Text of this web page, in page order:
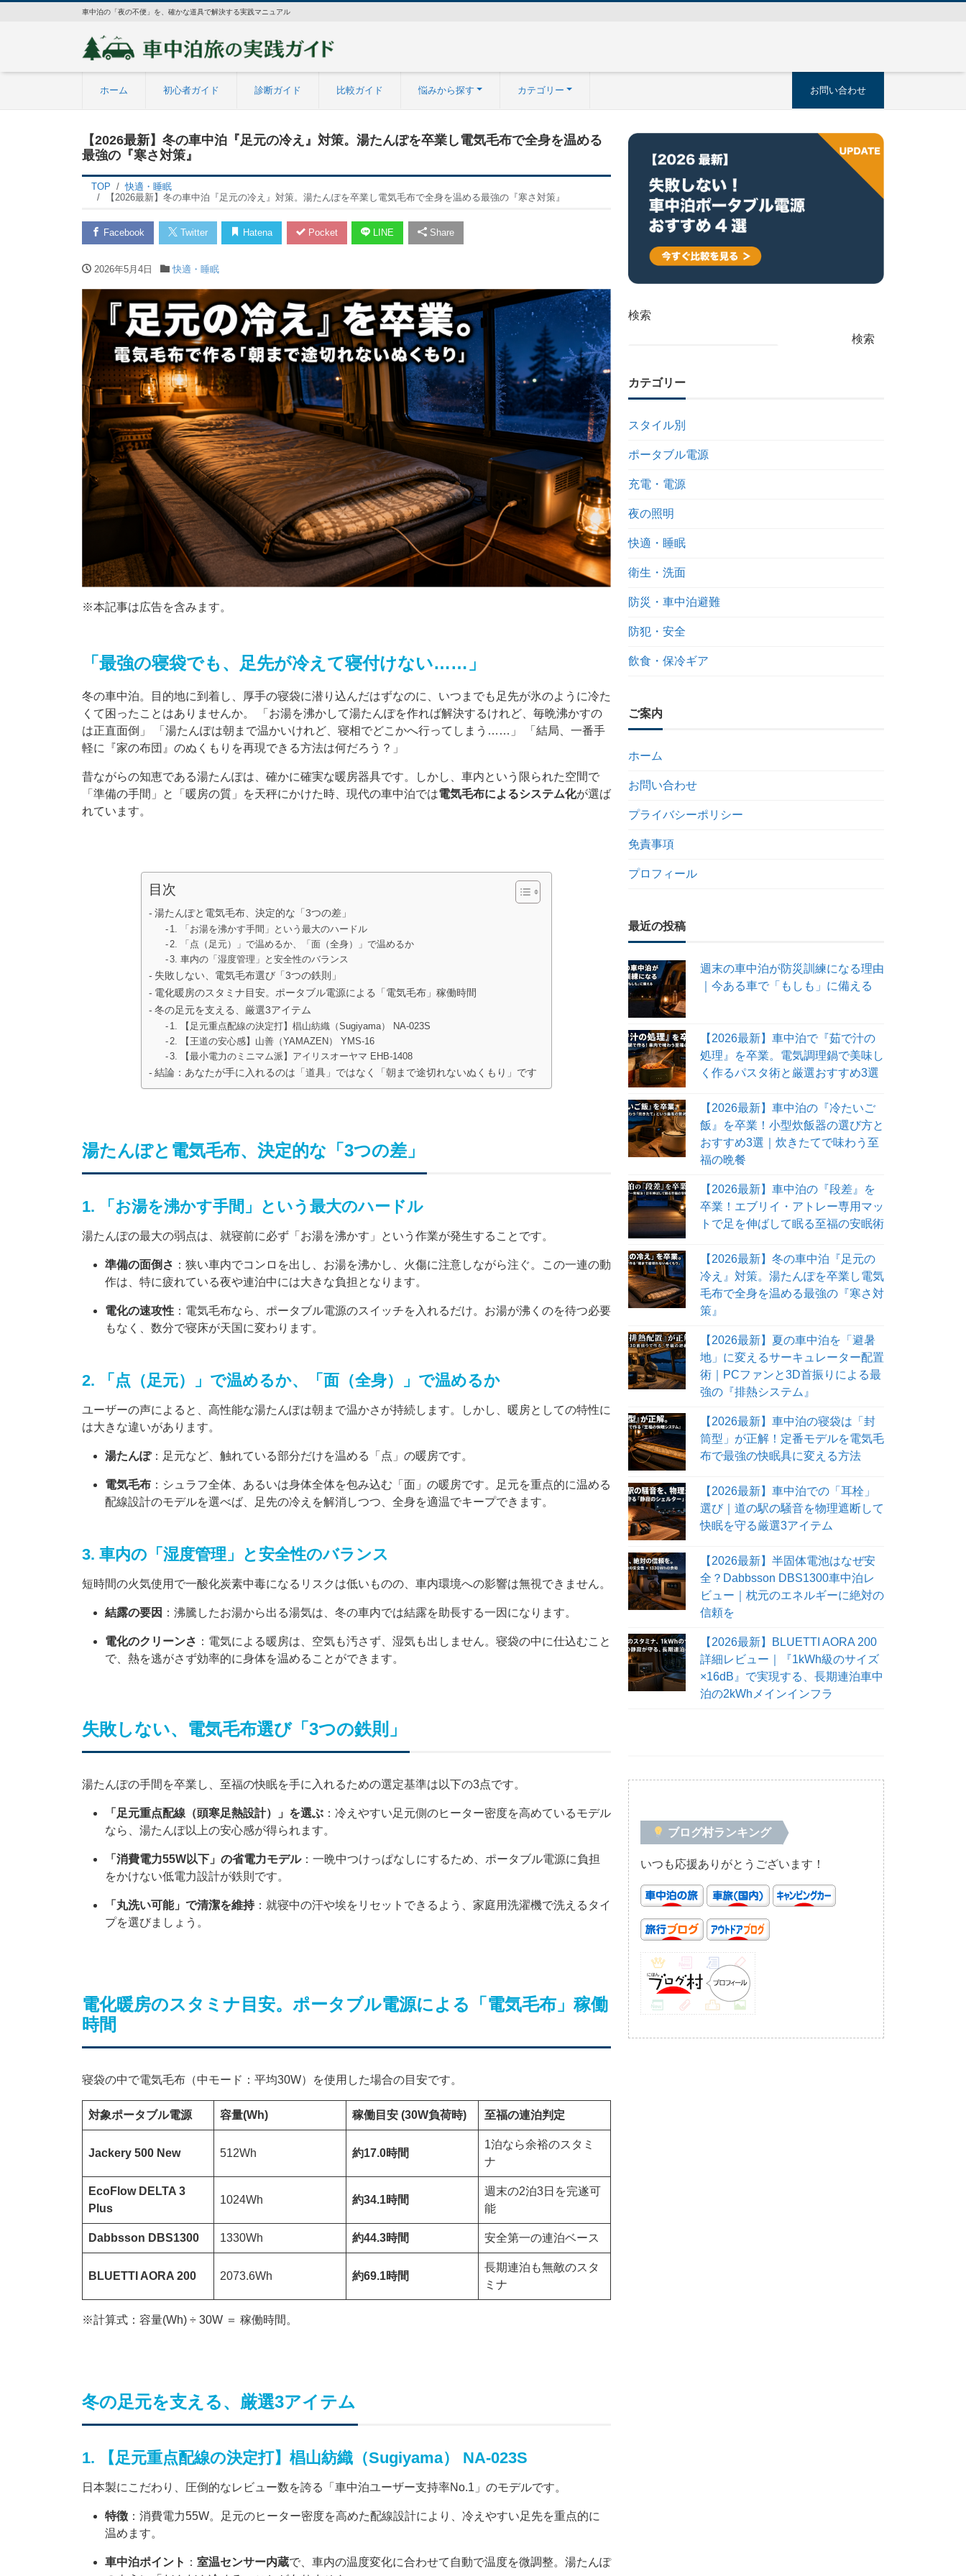
車中泊の「夜の不便」を、確かな道具で解決する実践マニュアル
ホーム 初心者ガイド 診断ガイド 比較ガイド 悩みから探す カテゴリー お問い合わせ
【2026最新】冬の車中泊『足元の冷え』対策。湯たんぽを卒業し電気毛布で全身を温める
最強の『寒さ対策』
TOP
快適・睡眠
【2026最新】冬の車中泊『足元の冷え』対策。湯たんぽを卒業し電気毛布で全身を温める最強の『寒さ対策』
Facebook Twitter Hatena Pocket LINE Share
2026年5月4日 快適・睡眠
※本記事は広告を含みます。
「最強の寝袋でも、足先が冷えて寝付けない……」
冬の車中泊。目的地に到着し、厚手の寝袋に潜り込んだはずなのに、いつまでも足先が氷のように冷た
くて困ったことはありませんか。 「お湯を沸かして湯たんぽを作れば解決するけれど、毎晩沸かすの
は正直面倒」 「湯たんぽは朝まで温かいけれど、寝相でどこかへ行ってしまう……」 「結局、一番手
軽に『家の布団』のぬくもりを再現できる方法は何だろう？」
昔ながらの知恵である湯たんぽは、確かに確実な暖房器具です。しかし、車内という限られた空間で
「準備の手間」と「暖房の質」を天秤にかけた時、現代の車中泊では電気毛布によるシステム化が選ば
れています。
目次
湯たんぽと電気毛布、決定的な「3つの差」
1. 「お湯を沸かす手間」という最大のハードル
2. 「点（足元）」で温めるか、「面（全身）」で温めるか
3. 車内の「湿度管理」と安全性のバランス
失敗しない、電気毛布選び「3つの鉄則」
電化暖房のスタミナ目安。ポータブル電源による「電気毛布」稼働時間
冬の足元を支える、厳選3アイテム
1. 【足元重点配線の決定打】椙山紡織（Sugiyama） NA-023S
2. 【王道の安心感】山善（YAMAZEN） YMS-16
3. 【最小電力のミニマム派】アイリスオーヤマ EHB-1408
結論：あなたが手に入れるのは「道具」ではなく「朝まで途切れないぬくもり」です
湯たんぽと電気毛布、決定的な「3つの差」
1. 「お湯を沸かす手間」という最大のハードル
湯たんぽの最大の弱点は、就寝前に必ず「お湯を沸かす」という作業が発生することです。
準備の面倒さ ：狭い車内でコンロを出し、お湯を沸かし、火傷に注意しながら注ぐ。この一連の動
作は、特に疲れている夜や連泊中には大きな負担となります。
電化の速攻性 ：電気毛布なら、ポータブル電源のスイッチを入れるだけ。お湯が沸くのを待つ必要
もなく、数分で寝床が天国に変わります。
2. 「点（足元）」で温めるか、「面（全身）」で温めるか
ユーザーの声によると、高性能な湯たんぽは朝まで温かさが持続します。しかし、暖房としての特性に
は大きな違いがあります。
湯たんぽ：足元など、触れている部分だけを温める「点」の暖房です。
電気毛布 ：シュラフ全体、あるいは身体全体を包み込む「面」の暖房です。足元を重点的に温める
配線設計のモデルを選べば、足先の冷えを解消しつつ、全身を適温でキープできます。
3. 車内の「湿度管理」と安全性のバランス
短時間の火気使用で一酸化炭素中毒になるリスクは低いものの、車内環境への影響は無視できません。
結露の要因 ：沸騰したお湯から出る湯気は、冬の車内では結露を助長する一因になります。
電化のクリーンさ ：電気による暖房は、空気も汚さず、湿気も出しません。寝袋の中に仕込むこと
で、熱を逃がさず効率的に身体を温めることができます。
失敗しない、電気毛布選び「3つの鉄則」
湯たんぽの手間を卒業し、至福の快眠を手に入れるための選定基準は以下の3点です。
「足元重点配線（頭寒足熱設計）」を選ぶ ：冷えやすい足元側のヒーター密度を高めているモデル
なら、湯たんぽ以上の安心感が得られます。
「消費電力55W以下」の省電力モデル：一晩中つけっぱなしにするため、ポータブル電源に負担
をかけない低電力設計が鉄則です。
「丸洗い可能」で清潔を維持：就寝中の汗や埃をリセットできるよう、家庭用洗濯機で洗えるタイ
プを選びましょう。
電化暖房のスタミナ目安。ポータブル電源による「電気毛布」稼働
時間
寝袋の中で電気毛布（中モード：平均30W）を使用した場合の目安です。
対象ポータブル電源 容量(Wh) 稼働目安 (30W負荷時) 至福の連泊判定
Jackery 500 New 512Wh 約17.0時間
1泊なら余裕のスタミ
ナ
EcoFlow DELTA 3
Plus
1024Wh 約34.1時間
週末の2泊3日を完遂可
能
Dabbsson DBS1300 1330Wh 約44.3時間 安全第一の連泊ベース
BLUETTI AORA 200 2073.6Wh 約69.1時間
長期連泊も無敵のスタ
ミナ
※計算式：容量(Wh) ÷ 30W ＝ 稼働時間。
冬の足元を支える、厳選3アイテム
1. 【足元重点配線の決定打】椙山紡織（Sugiyama） NA-023S
日本製にこだわり、圧倒的なレビュー数を誇る「車中泊ユーザー支持率No.1」のモデルです。
特徴 ：消費電力55W。足元のヒーター密度を高めた配線設計により、冷えやすい足先を重点的に
温めます。
車中泊ポイント ： 室温センサー内蔵で、車内の温度変化に合わせて自動で温度を微調整。湯たんぽ
検索
検索
カテゴリー
スタイル別
ポータブル電源
充電・電源
夜の照明
快適・睡眠
衛生・洗面
防災・車中泊避難
防犯・安全
飲食・保冷ギア
ご案内
ホーム
お問い合わせ
プライバシーポリシー
免責事項
プロフィール
最近の投稿
週末の車中泊が防災訓練になる理由
｜今ある車で「もしも」に備える
【2026最新】車中泊で『茹で汁の
処理』を卒業。電気調理鍋で美味し
く作るパスタ術と厳選おすすめ3選
【2026最新】車中泊の『冷たいご
飯』を卒業！小型炊飯器の選び方と
おすすめ3選｜炊きたてで味わう至
福の晩餐
【2026最新】車中泊の『段差』を
卒業！エブリイ・アトレー専用マッ
トで足を伸ばして眠る至福の安眠術
【2026最新】冬の車中泊『足元の
冷え』対策。湯たんぽを卒業し電気
毛布で全身を温める最強の『寒さ対
策』
【2026最新】夏の車中泊を「避暑
地」に変えるサーキュレーター配置
術｜PCファンと3D首振りによる最
強の『排熱システム』
【2026最新】車中泊の寝袋は「封
筒型」が正解！定番モデルを電気毛
布で最強の快眠具に変える方法
【2026最新】車中泊での「耳栓」
選び｜道の駅の騒音を物理遮断して
快眠を守る厳選3アイテム
【2026最新】半固体電池はなぜ安
全？Dabbsson DBS1300車中泊レ
ビュー｜枕元のエネルギーに絶対の
信頼を
【2026最新】BLUETTI AORA 200
詳細レビュー｜『1kWh級のサイズ
×16dB』で実現する、長期連泊車中
泊の2kWhメインインフラ
ブログ村ランキング
いつも応援ありがとうございます！